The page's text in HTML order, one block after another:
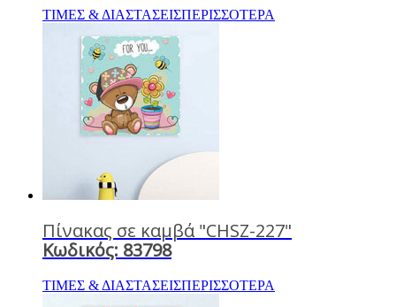
ΤΙΜΕΣ & ΔΙΑΣΤΑΣΕΙΣΠΕΡΙΣΣΟΤΕΡΑ
Πίνακας σε καμβά "CHSZ-227"
Κωδικός: 83798
ΤΙΜΕΣ & ΔΙΑΣΤΑΣΕΙΣΠΕΡΙΣΣΟΤΕΡΑ